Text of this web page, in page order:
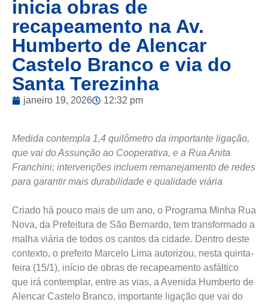
inicia obras de
recapeamento na Av.
Humberto de Alencar
Castelo Branco e via do
Santa Terezinha
janeiro 19, 2026 12:32 pm
Medida contempla 1,4 quilômetro da importante ligação,
que vai do Assunção ao Cooperativa, e a Rua Anita
Franchini; intervenções incluem remanejamento de redes
para garantir mais durabilidade e qualidade viária
Criado há pouco mais de um ano, o Programa Minha Rua
Nova, da Prefeitura de São Bernardo, tem transformado a
malha viária de todos os cantos da cidade. Dentro deste
contexto, o prefeito Marcelo Lima autorizou, nesta quinta-
feira (15/1), início de obras de recapeamento asfáltico
que irá contemplar, entre as vias, a Avenida Humberto de
Alencar Castelo Branco, importante ligação que vai do